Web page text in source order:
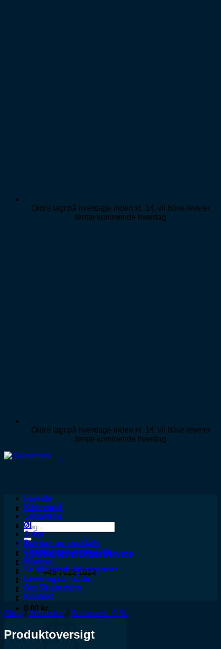
Ordre lagt på hverdage inden kl. 14, vil blive leveret
første kommende hverdag
Ordre lagt på hverdage inden kl. 14, vil blive leveret
første kommende hverdag
Søg
efter:
Tilmeld leverandørservice
+45 7022 1024
0,00 kr.
Forside
Kildevand
Sodavand
Øl
Juice
Spiritus og cocktails
Champagne, cava & vin
Mærker
Se alle produktkategorier
Leveringsområde
Om Sluktørsten
Kontakt
Shop / Sodavand / Sodavand : 0,5L
Produktoversigt